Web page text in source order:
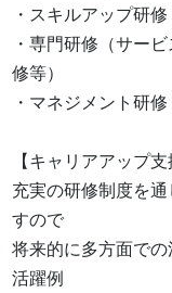
・スキルアップ研
・専門研修（サー
修等）
・マネジメント研
【キャリアアップ支
充実の研修制度を
すので
将来的に多方面での
活躍例